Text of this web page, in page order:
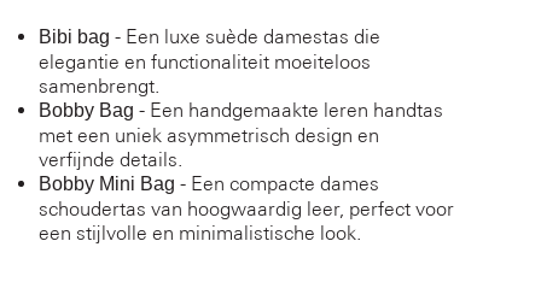
Bibi bag - Een luxe suède damestas die
elegantie en functionaliteit moeiteloos
samenbrengt.
Bobby Bag - Een handgemaakte leren handtas
met een uniek asymmetrisch design en
verfijnde details.
Bobby Mini Bag - Een compacte dames
schoudertas van hoogwaardig leer, perfect voor
een stijlvolle en minimalistische look.